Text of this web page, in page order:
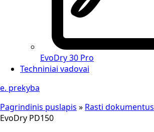
EvoDry 30 Pro
Techniniai vadovai
e. prekyba
Pagrindinis puslapis » Rasti dokumentus
EvoDry PD150